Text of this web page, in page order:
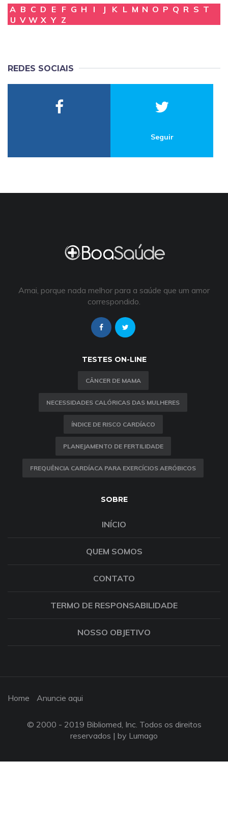
A B C D E F G H I J K L M N O P Q R S T
U V W X Y Z
REDES SOCIAIS
Seguir
Amai, porque nada melhor para a saúde que um amor
correspondido.
TESTES ON-LINE
CÂNCER DE MAMA
NECESSIDADES CALÓRICAS DAS MULHERES
ÍNDICE DE RISCO CARDÍACO
PLANEJAMENTO DE FERTILIDADE
FREQUÊNCIA CARDÍACA PARA EXERCÍCIOS AERÓBICOS
SOBRE
INÍCIO
QUEM SOMOS
CONTATO
TERMO DE RESPONSABILIDADE
NOSSO OBJETIVO
Home Anuncie aqui
© 2000 - 2019 Bibliomed, Inc. Todos os direitos
reservados | by Lumago